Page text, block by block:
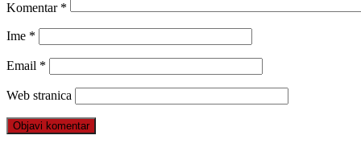
Komentar *
Ime *
Email *
Web stranica